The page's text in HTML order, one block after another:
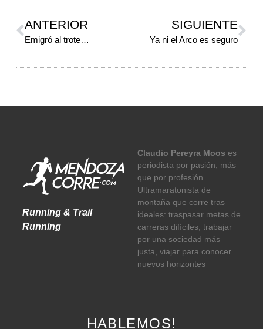
ANTERIOR
Emigró al trote…
SIGUIENTE
Ya ni el Arco es seguro
Running & Trail
Running
Claudio Pereyra Moos es
periodista por pasión, más
que por profesión.
Ultramaratonista de
montaña que corre tras
ideales: traspasar metas de
carreras difíciles, trabajar
por una sociedad más
justa, viajar para conocer
nuevos horizontes
HABLEMOS!